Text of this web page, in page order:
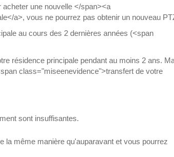
une nouvelle </span><a
a>, vous ne pourrez pas obtenir un nouveau
au cours des 2 dernières années (<span
résidence principale pendant au moins 2 ans.
class="miseenevidence">transfert de votre
sont insuffisantes.
la même manière qu'auparavant et vous pourrez